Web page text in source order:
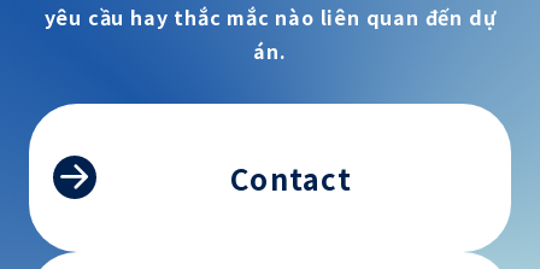
yêu cầu hay thắc mắc nào liên quan đến dự
án.
Contact